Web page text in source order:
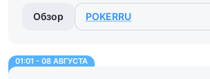
Обзор POKERRU
01:01 - 08 АВГУСТА